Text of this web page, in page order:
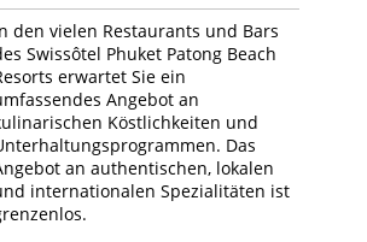
den vielen Restaurants und Bars
Swissôtel Phuket Patong Beach
erwartet Sie ein
Angebot an
Köstlichkeiten und
Das
an authentischen, lokalen
internationalen Spezialitäten ist